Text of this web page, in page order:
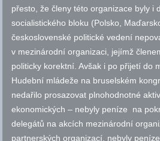
přesto, že členy této organizace byly i
socialistického bloku (Polsko,
československé politické vedení
v mezinárodní organizaci, jejímž
politicky korektní. Avšak i po přijetí do
Hudební mládeže na bruselském
nedařilo prosazovat plnohodnotné
ekonomických – nebyly peníze na
delegátů na akcích mezinárodní
partnerských organizací, nebyly